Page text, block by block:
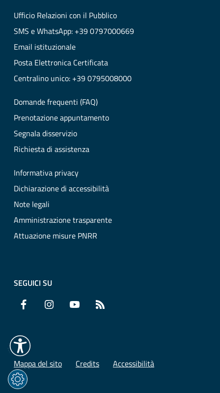
Ufficio Relazioni con il Pubblico
SMS e WhatsApp: +39 0797000669
Email istituzionale
Posta Elettronica Certificata
Centralino unico: +39 0795008000
Domande frequenti (FAQ)
Prenotazione appuntamento
Segnala disservizio
Richiesta di assistenza
Informativa privacy
Dichiarazione di accessibilità
Note legali
Amministrazione trasparente
Attuazione misure PNRR
SEGUICI SU
Facebook Instagram YouTube
Mappa del sito Credits Accessibilità